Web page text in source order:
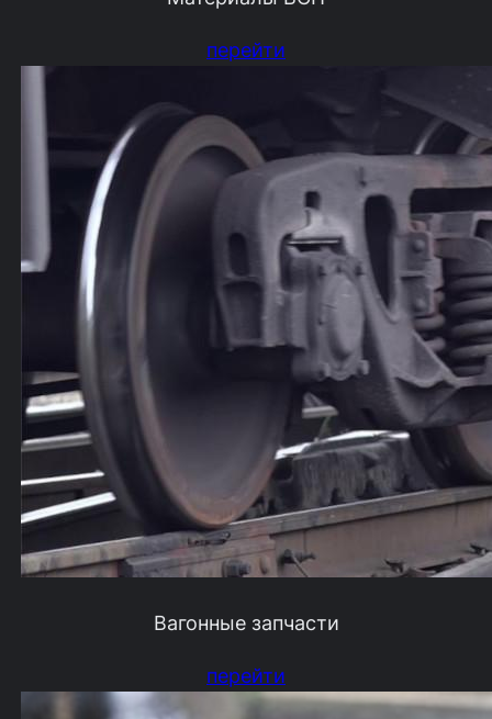
перейти
Вагонные запчасти
перейти